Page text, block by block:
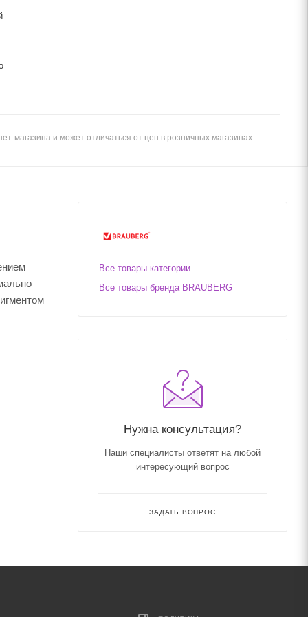
магазина и может отличаться от цен в розничных магазинах
Все товары категории
Все товары бренда BRAUBERG
Нужна консультация?
Наши специалисты ответят на любой
интересующий вопрос
ЗАДАТЬ ВОПРОС